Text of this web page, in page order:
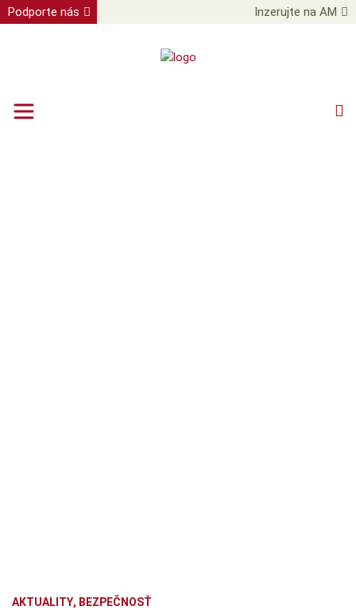
Podporte nás Inzerujte na AM
AKTUALITY, BEZPEČNOSŤ